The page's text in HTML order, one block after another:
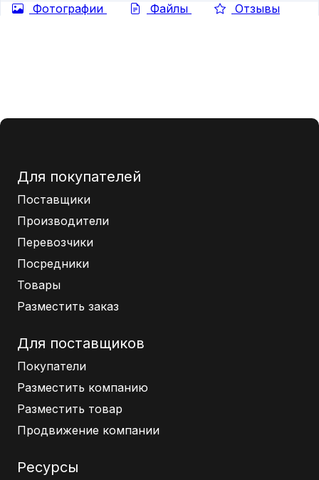
Фотографии Файлы Отзывы
Для покупателей
Поставщики
Производители
Перевозчики
Посредники
Товары
Разместить заказ
Для поставщиков
Покупатели
Разместить компанию
Разместить товар
Продвижение компании
Ресурсы